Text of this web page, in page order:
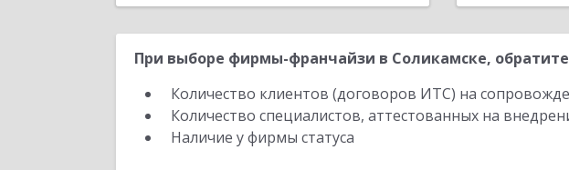
При выборе фирмы-франчайзи в Соликамске,
Количество клиентов (договоров ИТС) на
Количество специалистов, аттестованных на
Наличие у фирмы статуса